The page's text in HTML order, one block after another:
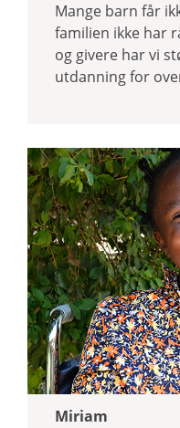
Mange barn får
familien ikke har
og givere har vi
utdanning for
Miriam